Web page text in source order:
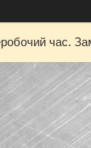
час.